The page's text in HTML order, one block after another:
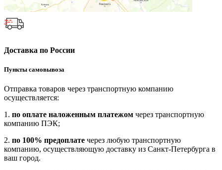
Доставка по России
Пункты самовывоза
Отправка товаров через транспортную компанию
осуществляется:
1. по оплате наложенным платежом через транспортную
компанию ПЭК;
2. по 100% предоплате через любую транспортную
компанию, осуществляющую доставку из Санкт-Петербурга в
ваш город.